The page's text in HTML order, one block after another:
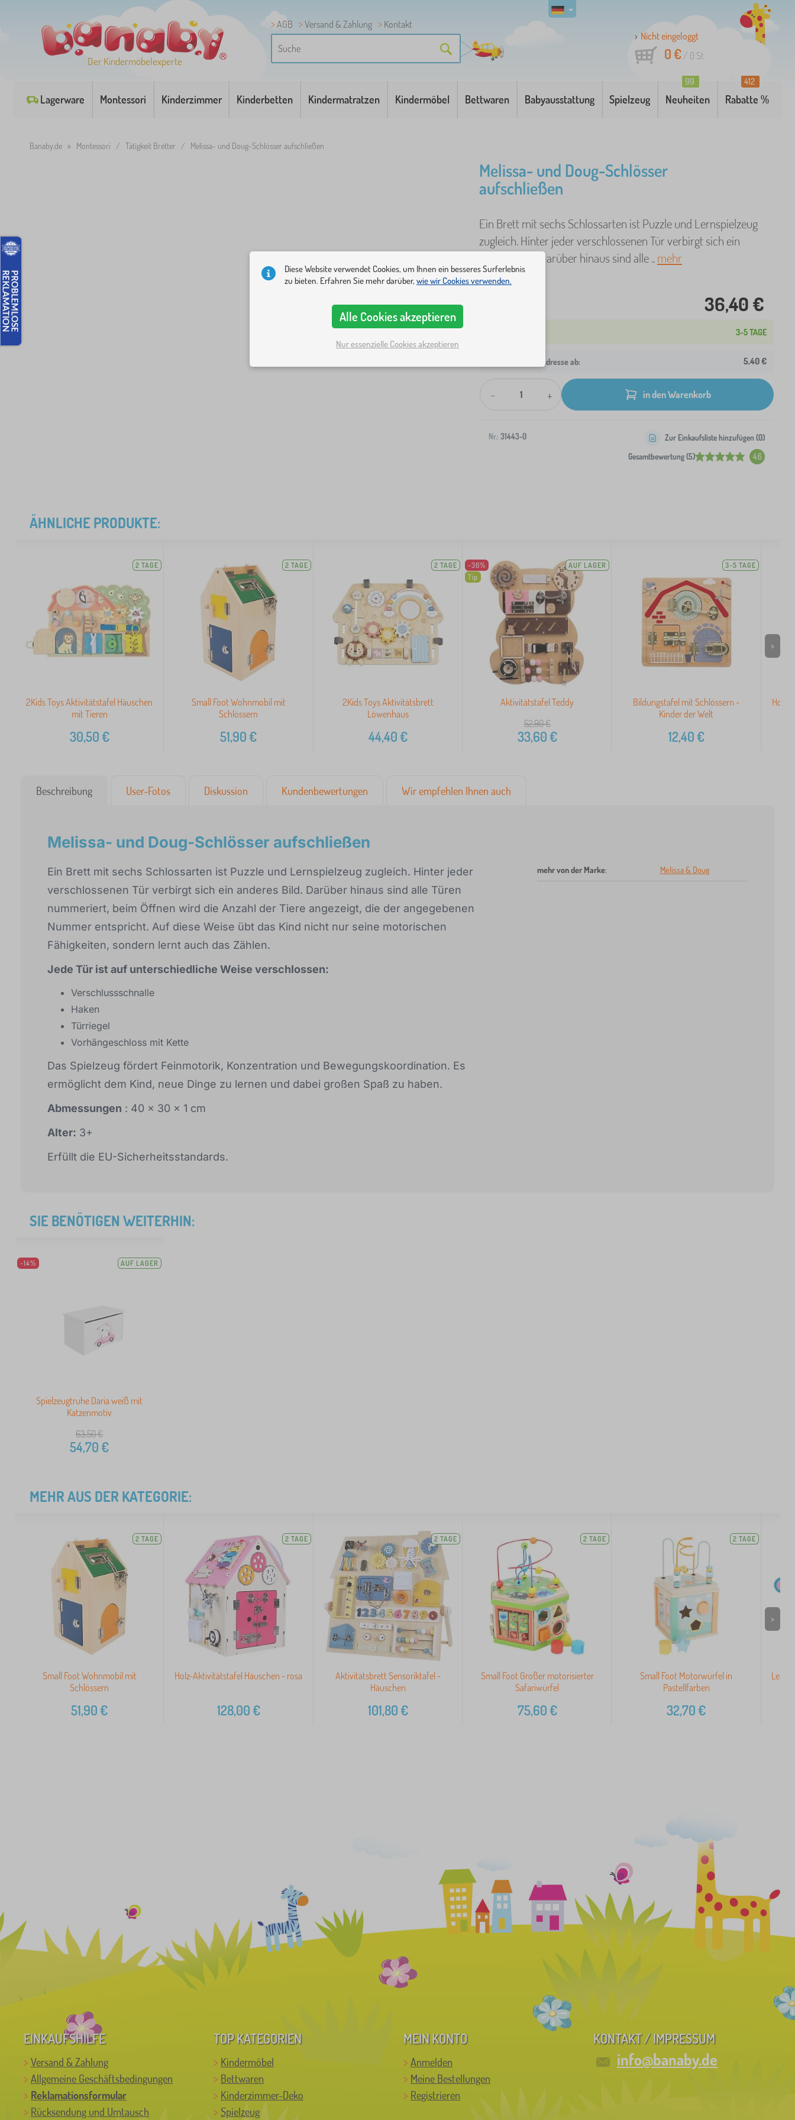
Der Kindermöbelexperte
AGB Versand & Zahlung
Kontakt
Nicht eingeloggt
0 €/ 0 St
Lagerware Montessori Kinderzimmer Kinderbetten Kindermatratzen Kindermöbel Bettwaren Babyausstattung Spielzeug Neuheiten
99
Rabatte %
412
Banaby.de » Montessori / Tätigkeit Bretter / Melissa- und Doug-Schlösser aufschließen
Melissa- und Doug-Schlösser
aufschließen
Ein Brett mit sechs Schlossarten ist Puzzle und Lernspielzeug
zugleich. Hinter jeder verschlossenen Tür verbirgt sich ein
anderes Bild. Darüber hinaus sind alle ..mehr
36,40 €
3-5 TAGE
Versand an Ihre Adresse ab: 5,40 €
- + in den Warenkorb
Nr.: 31443-0
Gesamtbewertung (5) 4.6
Zur Einkaufsliste hinzufügen (0)
ÄHNLICHE PRODUKTE:
2 TAGE
2Kids Toys Aktivitätstafel Häuschen
mit Tieren
30,50€
2 TAGE
Small Foot Wohnmobil mit
Schlössern
51,90€
2 TAGE
2Kids Toys Aktivitätsbrett
Löwenhaus
44,40€
-36%
Tip
AUF LAGER
Aktivitätstafel Teddy
52,90€
33,60€
3-5 TAGE
Bildungstafel mit Schlössern -
Kinder der Welt
12,40€
Holz-
>
Beschreibung User-Fotos Diskussion Kundenbewertungen Wir empfehlen Ihnen auch
Melissa- und Doug-Schlösser aufschließen
Ein Brett mit sechs Schlossarten ist Puzzle und Lernspielzeug zugleich. Hinter jeder
verschlossenen Tür verbirgt sich ein anderes Bild. Darüber hinaus sind alle Türen
nummeriert, beim Öffnen wird die Anzahl der Tiere angezeigt, die der angegebenen
Nummer entspricht. Auf diese Weise übt das Kind nicht nur seine motorischen
Fähigkeiten, sondern lernt auch das Zählen.
Jede Tür ist auf unterschiedliche Weise verschlossen:
Verschlussschnalle
Haken
Türriegel
Vorhängeschloss mit Kette
Das Spielzeug fördert Feinmotorik, Konzentration und Bewegungskoordination. Es
ermöglicht dem Kind, neue Dinge zu lernen und dabei großen Spaß zu haben.
Abmessungen : 40 x 30 x 1 cm
Alter: 3+
Erfüllt die EU-Sicherheitsstandards.
mehr von der Marke: Melissa & Doug
SIE BENÖTIGEN WEITERHIN:
-14% AUF LAGER
Spielzeugtruhe Daria weiß mit
Katzenmotiv
63,50€
54,70€
MEHR AUS DER KATEGORIE:
2 TAGE
Small Foot Wohnmobil mit
Schlössern
51,90€
2 TAGE
Holz-Aktivitätstafel Häuschen - rosa
128,00€
2 TAGE
Aktivitätsbrett Sensoriktafel -
Häuschen
101,80€
2 TAGE
Small Foot Großer motorisierter
Safariwürfel
75,60€
2 TAGE
Small Foot Motorwürfel in
Pastellfarben
32,70€
>
EINKAUFSHILFE
Versand & Zahlung
Allgemeine Geschäftsbedingungen
Reklamationsformular
Rücksendung und Umtausch
TOP KATEGORIEN
Kindermöbel
Bettwaren
Kinderzimmer-Deko
Spielzeug
MEIN KONTO
Anmelden
Meine Bestellungen
Registrieren
KONTAKT / IMPRESSUM
info@banaby.de
Diese Website verwendet Cookies, um Ihnen ein besseres Surferlebnis
zu bieten. Erfahren Sie mehr darüber, wie wir Cookies verwenden.
Alle Cookies akzeptieren
Nur essenzielle Cookies akzeptieren